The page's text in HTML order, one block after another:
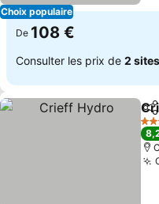
Choix populaire
De 108 €
Consulter les prix de 2 sites
4